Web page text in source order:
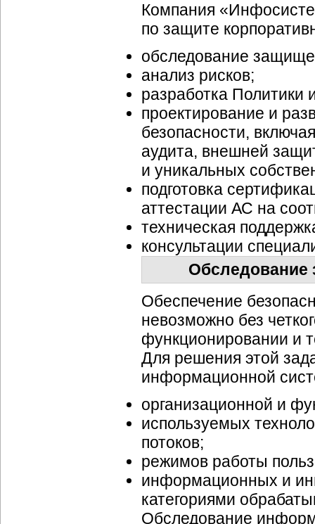
Компания
по защите
обследование
анализ рисков;
разработка
проектирование и
безопасности,
аудита, внешней
и уникальных
подготовка
аттестации АС на
техническая
консультации
Обследование
Обеспечение
невозможно без
функционировании и
Для решения этой
информационной
организационной и
используемых
потоков;
режимов работы
информационных и
категориями
Обследование